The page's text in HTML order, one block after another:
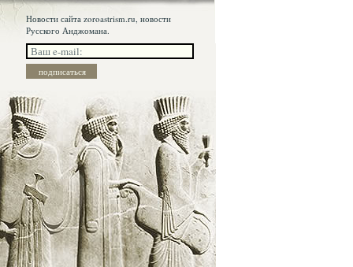
Новости сайта zoroastrism.ru, новости
Русского Анджомана.